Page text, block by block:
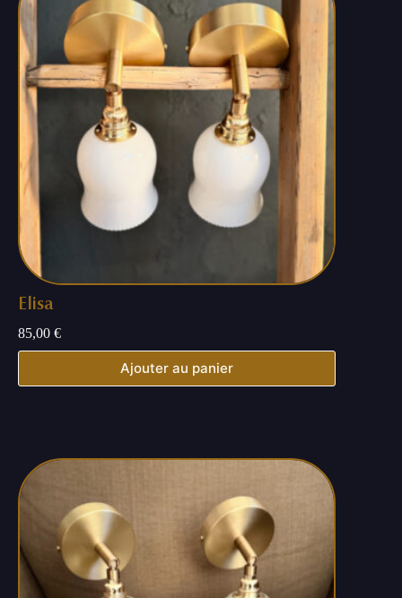
Elisa
85,00 €
Ajouter au panier